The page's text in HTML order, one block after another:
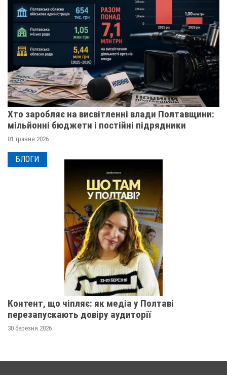
Хто заробляє на висвітленні влади Полтавщини:
мільйонні бюджети і постійні підрядники
01 травня 2026
БЛОГИ
Контент, що чіпляє: як медіа у Полтаві
перезапускають довіру аудиторії
30 березня 2026